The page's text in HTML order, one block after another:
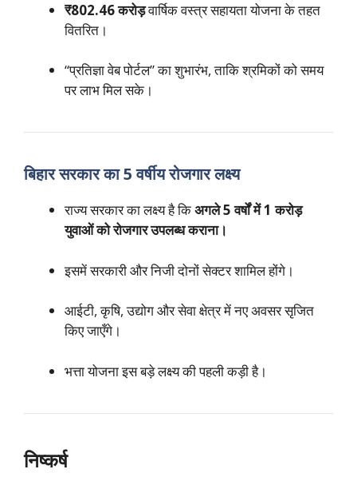
₹802.46 करोड़वार्षिक वस्त्र सहायता योजना के तहत
वितरित।
“प्रतिज्ञा वेब पोर्टल” का शुभारंभ, ताकि श्रमिकों को समय
पर लाभ मिल सके।
बिहार सरकार का 5 वर्षीय रोजगार लक्ष्य
राज्य सरकार का लक्ष्य है किअगले 5 वर्षों में 1 करोड़
युवाओं को रोजगार उपलब्ध कराना।
इसमें सरकारी और निजी दोनों सेक्टर शामिल होंगे।
आईटी, कृषि, उद्योग और सेवा क्षेत्र में नए अवसर सृजित
किए जाएँगे।
भत्ता योजना इस बड़े लक्ष्य की पहली कड़ी है।
निष्कर्ष